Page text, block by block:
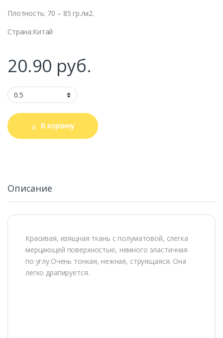
Плотность: 70 – 85 гр./м2.
Страна:Китай
20.90 руб.
В корзину
Описание
Красивая, изящная ткань с полуматовой, слегка
мерцающей поверхностью, немного эластичная
по углу.Очень тонкая, нежная, струящаяся. Она
легко драпируется.